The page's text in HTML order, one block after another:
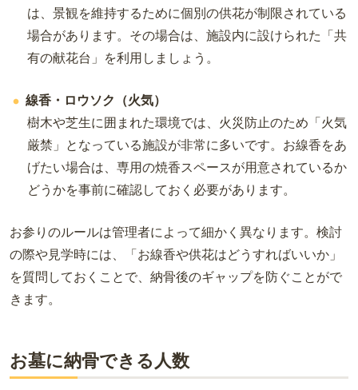
は、景観を維持するために個別の供花が制限されている
場合があります。その場合は、施設内に設けられた「共
有の献花台」を利用しましょう。
線香・ロウソク（火気）
樹木や芝生に囲まれた環境では、火災防止のため「火気
厳禁」となっている施設が非常に多いです。お線香をあ
げたい場合は、専用の焼香スペースが用意されているか
どうかを事前に確認しておく必要があります。
お参りのルールは管理者によって細かく異なります。検討
の際や見学時には、「お線香や供花はどうすればいいか」
を質問しておくことで、納骨後のギャップを防ぐことがで
きます。
お墓に納骨できる人数